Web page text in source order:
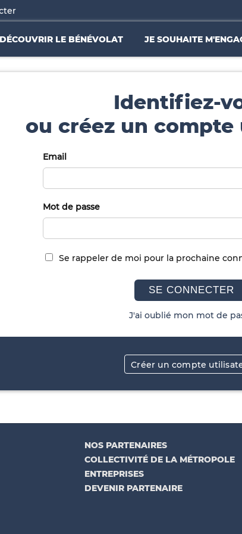
LE BÉNÉVOLAT JE SOUHAITE
Identifiez-
ou créez un
Email
Mot de passe
Se rappeler de moi pour la prochaine
SE CONNECTER
J'ai oublié mon mot de
Créer un compte
NOS PARTENAIRES
COLLECTIVITÉ DE LA MÉTROPOLE
ENTREPRISES
DEVENIR PARTENAIRE